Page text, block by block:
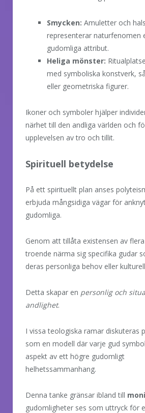
Smycken: Amuletter och
representerar naturfenomen
gudomliga attribut.
Heliga mönster:
med symboliska konstverk,
eller geometriska figurer.
Ikoner och symboler hjälper
närhet till den andliga världen och
upplevelsen av tro och tillit.
Spirituell betydelse
På ett spirituellt plan anses
erbjuda mångsidiga vägar för
gudomliga.
Genom att tillåta existensen av
troende närma sig specifika gudar
deras personliga behov eller
Detta skapar en personlig och
andlighet.
I vissa teologiska ramar diskuteras
som en modell där varje gud
aspekt av ett högre gudomligt
helhetssammanhang.
Denna tanke gränsar ibland till
gudomligheter ses som uttryck för